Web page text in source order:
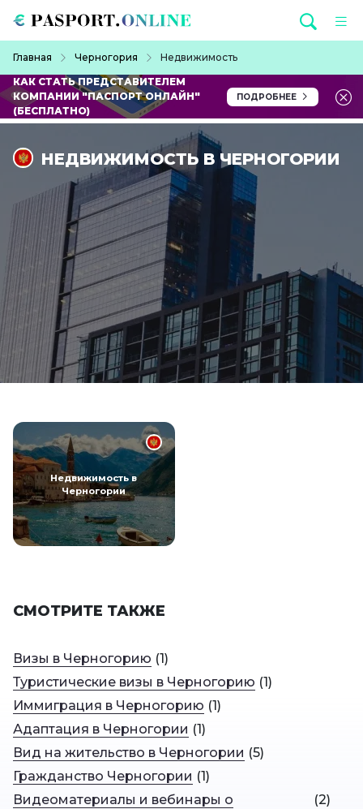
Главная Черногория
Недвижимость
КАК СТАТЬ ПРЕДСТАВИТЕЛЕМ
КОМПАНИИ "ПАСПОРТ ОНЛАЙН"
(БЕСПЛАТНО)
ПОДРОБНЕЕ
НЕДВИЖИМОСТЬ В ЧЕРНОГОРИИ
Недвижимость в
Черногории
СМОТРИТЕ ТАКЖЕ
Визы в Черногорию (1)
Туристические визы в Черногорию (1)
Иммиграция в Черногорию (1)
Адаптация в Черногории (1)
Вид на жительство в Черногории (5)
Гражданство Черногории (1)
Видеоматериалы и вебинары о
(2)